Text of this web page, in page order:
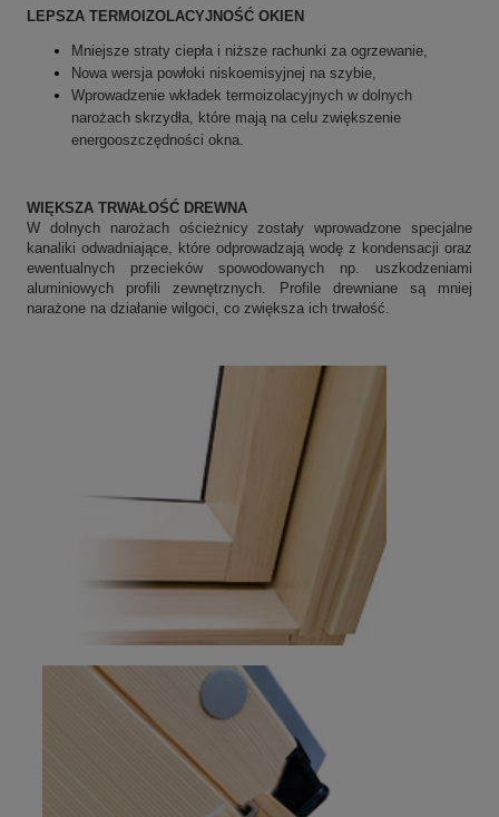
LEPSZA TERMOIZOLACYJNOŚĆ OKIEN
Mniejsze straty ciepła i niższe rachunki za ogrzewanie,
Nowa wersja powłoki niskoemisyjnej na szybie,
Wprowadzenie wkładek termoizolacyjnych w dolnych
narożach skrzydła, które mają na celu zwiększenie
energooszczędności okna.
WIĘKSZA TRWAŁOŚĆ DREWNA
W dolnych narożach ościeżnicy zostały wprowadzone specjalne
kanaliki odwadniające, które odprowadzają wodę z kondensacji oraz
ewentualnych przecieków spowodowanych np. uszkodzeniami
aluminiowych profili zewnętrznych. Profile drewniane są mniej
narażone na działanie wilgoci, co zwiększa ich trwałość.